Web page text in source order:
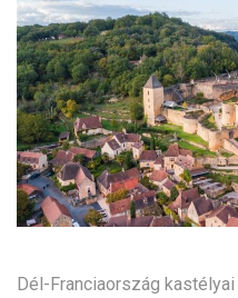
Dél-Franciaország